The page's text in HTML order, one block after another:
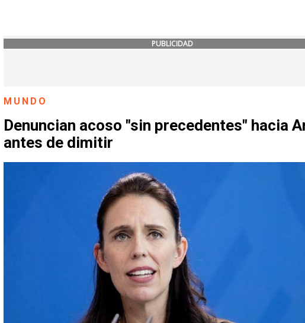
PUBLICIDAD
MUNDO
Denuncian acoso "sin precedentes" hacia
antes de dimitir